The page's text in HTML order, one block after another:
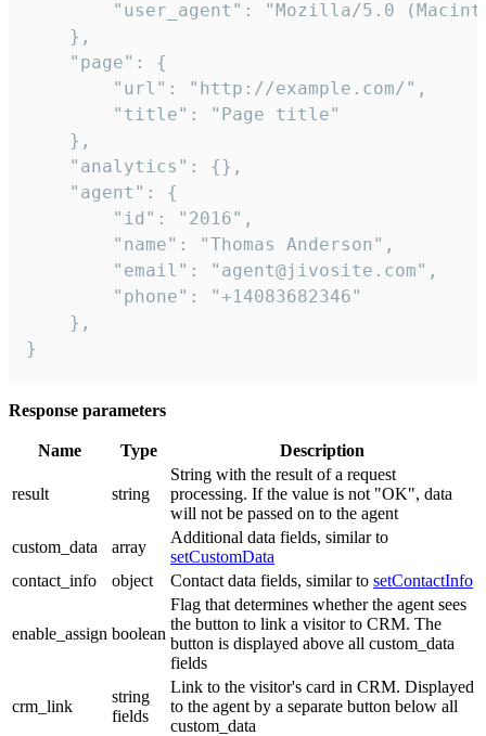
"user_agent": "Mozilla/5.0
    },
    "page": {
        "url": "http://example.com/",
        "title": "Page title"
    },
    "analytics": {},
    "agent": {
        "id": "2016",
        "name": "Thomas Anderson",
        "email": "agent@jivosite.com",
        "phone": "+14083682346"
    },
}
Response parameters
Name Type Description
result string
String with the result of a request
processing. If the value is not "OK", data
will not be passed on to the agent
custom_data
array
Additional data fields, similar to
setCustomData
contact_info
object Contact data fields, similar to setContactInfo
enable_assign boolean
Flag that determines whether the agent sees
the button to link a visitor to CRM. The
button is displayed above all custom_data
fields
crm_link
string
fields
Link to the visitor's card in CRM. Displayed
to the agent by a separate button below all
custom_data